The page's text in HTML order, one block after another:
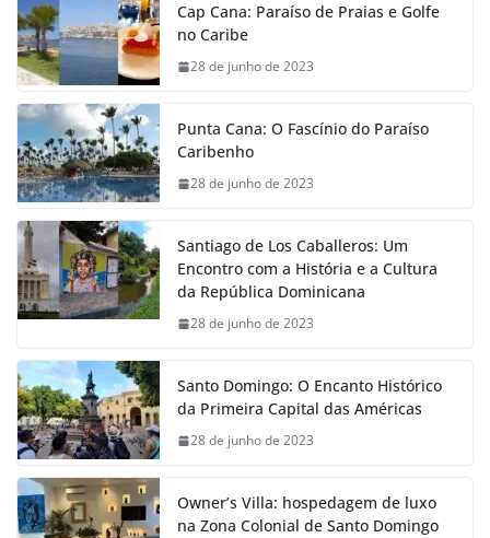
Cap Cana: Paraíso de Praias e Golfe
no Caribe
28 de junho de 2023
Punta Cana: O Fascínio do Paraíso
Caribenho
28 de junho de 2023
Santiago de Los Caballeros: Um
Encontro com a História e a Cultura
da República Dominicana
28 de junho de 2023
Santo Domingo: O Encanto Histórico
da Primeira Capital das Américas
28 de junho de 2023
Owner’s Villa: hospedagem de luxo
na Zona Colonial de Santo Domingo